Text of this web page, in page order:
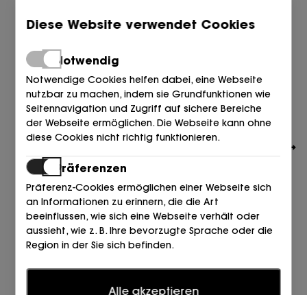
MOCASIN ANTIFAZ FLORENTIC NEGRO 019 Black
Diese Website verwendet Cookies
Notwendig
Notwendige Cookies helfen dabei, eine Webseite
nutzbar zu machen, indem sie Grundfunktionen wie
Seitennavigation und Zugriff auf sichere Bereiche
der Webseite ermöglichen. Die Webseite kann ohne
diese Cookies nicht richtig funktionieren.
Präferenzen
Präferenz-Cookies ermöglichen einer Webseite sich
an Informationen zu erinnern, die die Art
beeinflussen, wie sich eine Webseite verhält oder
aussieht, wie z. B. Ihre bevorzugte Sprache oder die
Region in der Sie sich befinden.
Alle akzeptieren